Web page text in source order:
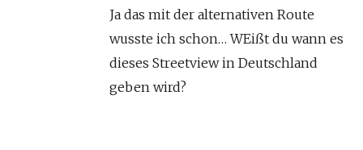
Ja das mit der alternativen Route
wusste ich schon… WEißt du wann es
dieses Streetview in Deutschland
geben wird?